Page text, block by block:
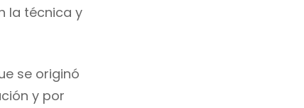
la técnica y
se originó
y por